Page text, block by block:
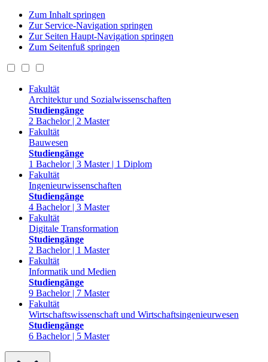
Zum Inhalt springen
Zur Service-Navigation springen
Zur Seiten Haupt-Navigation springen
Zum Seitenfuß springen
Fakultät
Architektur und Sozialwissenschaften
Studiengänge
2 Bachelor | 2 Master
Fakultät
Bauwesen
Studiengänge
1 Bachelor | 3 Master | 1 Diplom
Fakultät
Ingenieurwissenschaften
Studiengänge
4 Bachelor | 3 Master
Fakultät
Digitale Transformation
Studiengänge
2 Bachelor | 1 Master
Fakultät
Informatik und Medien
Studiengänge
9 Bachelor | 7 Master
Fakultät
Wirtschaftswissenschaft und Wirtschaftsingenieurwesen
Studiengänge
6 Bachelor | 5 Master